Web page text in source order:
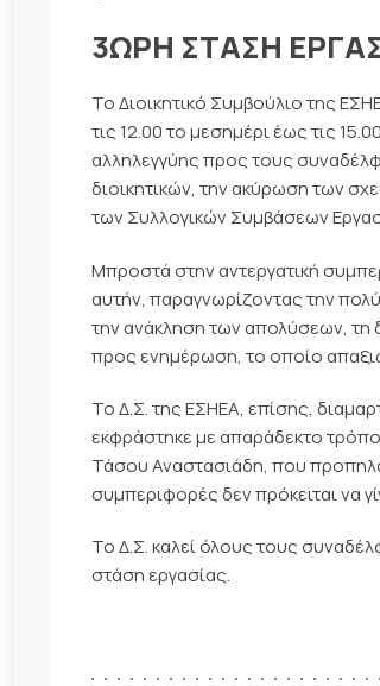
3ΩΡΗ ΣΤΑΣΗ
Το Διοικητικό Συμβούλιο της
τις 12.00 το μεσημέρι έως τις
αλληλεγγύης προς τους
διοικητικών, την ακύρωση των
των Συλλογικών Συμβάσεων
Μπροστά στην αντεργατική
αυτήν, παραγνωρίζοντας την
την ανάκληση των απολύσεων, τη
προς ενημέρωση, το οποίο
Το Δ.Σ. της ΕΣΗΕΑ, επίσης,
εκφράστηκε με απαράδεκτο
Τάσου Αναστασιάδη, που
συμπεριφορές δεν πρόκειται να
Το Δ.Σ. καλεί όλους τους
στάση εργασίας.